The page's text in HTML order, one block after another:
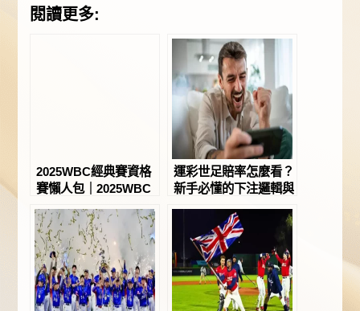
閱讀更多:
2025WBC經典賽資格
賽懶人包｜2025WBC
一次看－JY娛樂城
運彩世足賠率怎麼看？
新手必懂的下注邏輯與